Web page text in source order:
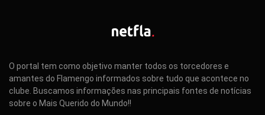
O portal tem como objetivo manter todos os torcedores e
amantes do Flamengo informados sobre tudo que acontece no
clube. Buscamos informações nas principais fontes de notícias
sobre o Mais Querido do Mundo!!